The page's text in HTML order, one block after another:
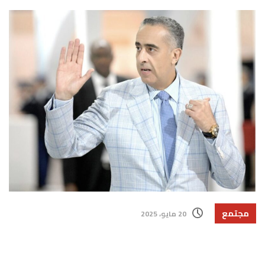
مجتمع 20 مايو، 2025